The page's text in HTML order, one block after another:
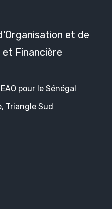
et de
et Financière
pour le Sénégal
Triangle Sud